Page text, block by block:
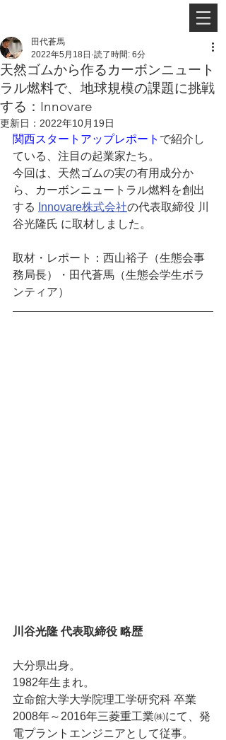
天然ゴムから作るカーボンニュート
ラル燃料で、地球規模の課題に挑戦
する：Innovare
田代蒼馬
2022年5月18日 読了時間: 6分
更新日： 2022年10月19日
関西スタートアップレポート で紹介し
ている、注目の起業家たち。
今回は、天然ゴムの実の有用成分か
ら、カーボンニュートラル燃料を創出
する
Innovare株式会社の代表取締役 川
谷光隆氏 に取材しました。
取材・レポート：西山裕子（生態会事
務局長）・田代蒼馬（生態会学生ボラ
ンティア）
川谷光隆 代表取締役 略歴
大分県出身。
1982年生まれ。
立命館大学大学院理工学研究科 卒業
2008年～2016年三菱重工業㈱にて、発
電プラントエンジニアとして従事。